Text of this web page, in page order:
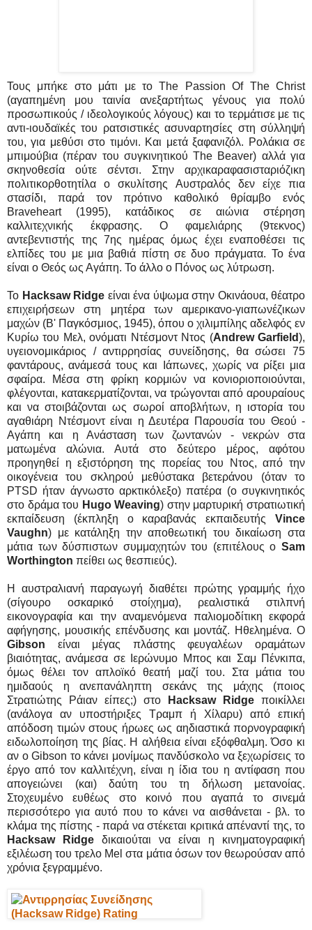
Τους μπήκε στο μάτι με το The Passion Of The Christ
(αγαπημένη μου ταινία ανεξαρτήτως γένους για πολύ
προσωπικούς / ιδεολογικούς λόγους) και το τερμάτισε με τις
αντι-ιουδαϊκές του ρατσιστικές ασυναρτησίες στη σύλληψή
του, για μεθύσι στο τιμόνι. Και μετά ξαφανιζόλ. Ρολάκια σε
μπιμούβια (πέραν του συγκινητικού The Beaver) αλλά για
σκηνοθεσία ούτε σέντσι. Στην αρχικαραφασισταριόζικη
πολιτικορθοτητίλα ο σκυλίτσης Αυστραλός δεν είχε πια
στασίδι, παρά τον πρότινο καθολικό θρίαμβο ενός
Braveheart (1995), κατάδικος σε αιώνια στέρηση
καλλιτεχνικής έκφρασης. Ο φαμελιάρης (9τεκνος)
αντεβεντιστής της 7ης ημέρας όμως έχει εναποθέσει τις
ελπίδες του με μια βαθιά πίστη σε δυο πράγματα. Το ένα
είναι ο Θεός ως Αγάπη. Το άλλο ο Πόνος ως λύτρωση.
Το Hacksaw Ridge είναι ένα ύψωμα στην Οκινάουα, θέατρο
επιχειρήσεων στη μητέρα των αμερικανο-γιαπωνέζικων
μαχών (Β' Παγκόσμιος, 1945), όπου ο χιλιμπίλης αδελφός εν
Κυρίω του Μελ, ονόματι Ντέσμοντ Ντος (Andrew Garfield),
υγειονομικάριος / αντιρρησίας συνείδησης, θα σώσει 75
φαντάρους, ανάμεσά τους και Ιάπωνες, χωρίς να ρίξει μια
σφαίρα. Μέσα στη φρίκη κορμιών να κονιοριοποιούνται,
φλέγονται, κατακερματίζονται, να τρώγονται από αρουραίους
και να στοιβάζονται ως σωροί αποβλήτων, η ιστορία του
αγαθιάρη Ντέσμοντ είναι η Δευτέρα Παρουσία του Θεού -
Αγάπη και η Ανάσταση των ζωντανών - νεκρών στα
ματωμένα αλώνια. Αυτά στο δεύτερο μέρος, αφότου
προηγηθεί η εξιστόρηση της πορείας του Ντος, από την
οικογένεια του σκληρού μεθύστακα βετεράνου (όταν το
PTSD ήταν άγνωστο αρκτικόλεξο) πατέρα (ο συγκινητικός
στο δράμα του Hugo Weaving) στην μαρτυρική στρατιωτική
εκπαίδευση (έκπληξη ο καραβανάς εκπαιδευτής Vince
Vaughn) με κατάληξη την αποθεωτική του δικαίωση στα
μάτια των δύσπιστων συμμαχητών του (επιτέλους ο Sam
Worthington πείθει ως θεσπιεύς).
Η αυστραλιανή παραγωγή διαθέτει πρώτης γραμμής ήχο
(σίγουρο οσκαρικό στοίχημα), ρεαλιστικά στιλπνή
εικονογραφία και την αναμενόμενα παλιομοδίτικη εκφορά
αφήγησης, μουσικής επένδυσης και μοντάζ. Ηθελημένα. Ο
Gibson είναι μέγας πλάστης φευγαλέων οραμάτων
βιαιότητας, ανάμεσα σε Ιερώνυμο Μπος και Σαμ Πένκιπα,
όμως θέλει τον απλοϊκό θεατή μαζί του. Στα μάτια του
ημιδαούς η ανεπανάληπτη σεκάνς της μάχης (ποιος
Στρατιώτης Ράιαν είπες;) στο
Hacksaw Ridge ποικίλλει
(ανάλογα αν υποστήριξες Τραμπ ή Χίλαρυ) από επική
απόδοση τιμών στους ήρωες ως αηδιαστικά πορνογραφική
ειδωλοποίηση της βίας. Η αλήθεια είναι εξόφθαλμη. Όσο κι
αν ο Gibson το κάνει μονίμως πανδύσκολο να ξεχωρίσεις το
έργο από τον καλλιτέχνη, είναι η ίδια του η αντίφαση που
απογειώνει (και) δαύτη του τη δήλωση μετανοίας.
Στοχευμένο ευθέως στο κοινό που αγαπά το σινεμά
περισσότερο για αυτό που το κάνει να αισθάνεται - βλ. το
κλάμα της πίστης - παρά να στέκεται κριτικά απέναντί της, το
Hacksaw Ridge δικαιούται να είναι η κινηματογραφική
εξιλέωση του τρελο Mel στα μάτια όσων τον θεωρούσαν από
χρόνια ξεγραμμένο.